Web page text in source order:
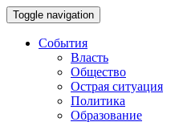
Toggle navigation
События
Власть
Общество
Острая ситуация
Политика
Образование